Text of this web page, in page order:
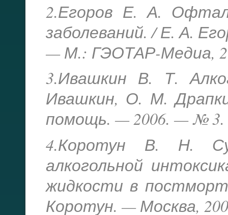
2.Егоров Е. А.
заболеваний. / Е. А.
— М.: ГЭОТАР-Медиа,
3.Ивашкин В. Т.
Ивашкин, О. М.
помощь. — 2006. — № 3.
4.Коротун В. Н.
алкогольной
жидкости в
Коротун. — Москва,